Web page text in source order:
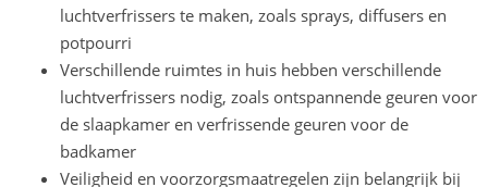
luchtverfrissers te maken, zoals sprays, diffusers en
potpourri
Verschillende ruimtes in huis hebben verschillende
luchtverfrissers nodig, zoals ontspannende geuren voor
de slaapkamer en verfrissende geuren voor de
badkamer
Veiligheid en voorzorgsmaatregelen zijn belangrijk bij